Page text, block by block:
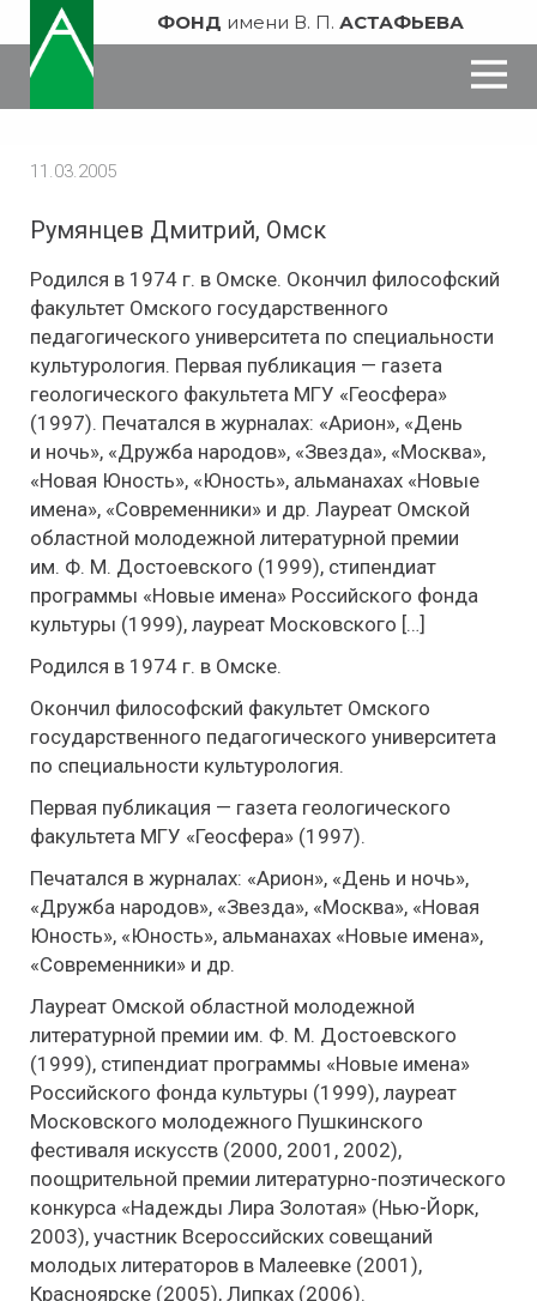
ФОНД имени В. П. АСТАФЬЕВА
11.03.2005
Румянцев​ Дмитрий, Омск
Родился в 1974 г. в Омске. Окончил философский
факультет Омского государственного
педагогического университета по специальности
культурология. Первая публикация — газета
геологического факультета МГУ «Геосфера»
(1997). Печатался в журналах: «Арион», «День
и ночь», «Дружба народов», «Звезда», «Москва»,
«Новая Юность», «Юность», альманахах «Новые
имена», «Современники» и др. Лауреат Омской
областной молодежной литературной премии
им. Ф. М. Достоевского (1999), стипендиат
программы «Новые имена» Российского фонда
культуры (1999), лауреат Московского […]
Родился в 1974 г. в Омске.
Окончил философский факультет Омского
государственного педагогического университета
по специальности культурология.
Первая публикация — газета геологического
факультета МГУ «Геосфера» (1997).
Печатался в журналах: «Арион», «День и ночь»,
«Дружба народов», «Звезда», «Москва», «Новая
Юность», «Юность», альманахах «Новые имена»,
«Современники» и др.
Лауреат Омской областной молодежной
литературной премии им. Ф. М. Достоевского
(1999), стипендиат программы «Новые имена»
Российского фонда культуры (1999), лауреат
Московского молодежного Пушкинского
фестиваля искусств (2000, 2001, 2002),
поощрительной премии литературно-поэтического
конкурса «Надежды Лира Золотая» (Нью-Йорк,
2003), участник Всероссийских совещаний
молодых литераторов в Малеевке (2001),
Красноярске (2005), Липках (2006).